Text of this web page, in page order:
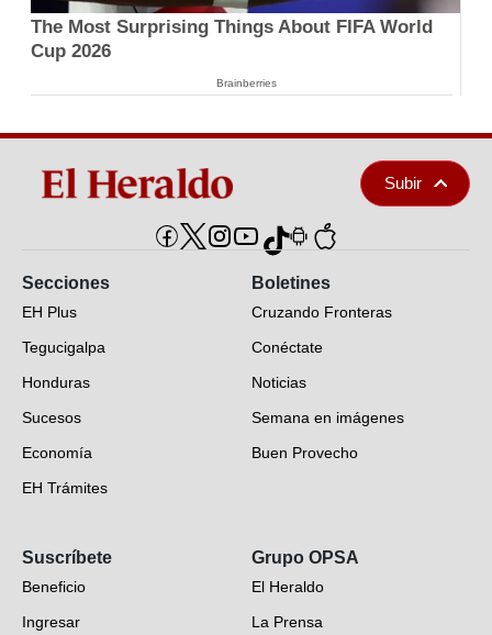
The Most Surprising Things About FIFA World
Cup 2026
Brainberries
Subir
Secciones
EH Plus
Tegucigalpa
Honduras
Sucesos
Economía
EH Trámites
EH Verifica
Fotogalerías
Deportes
Boletines
Cruzando Fronteras
Conéctate
Noticias
Semana en imágenes
Buen Provecho
Suscríbete
Beneficio
Ingresar
Grupo OPSA
El Heraldo
La Prensa